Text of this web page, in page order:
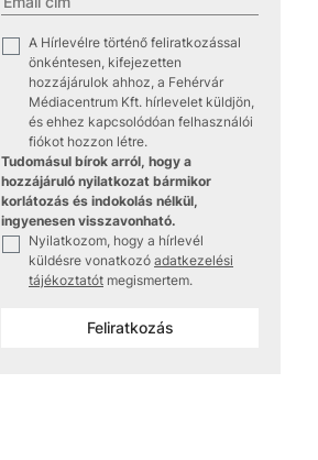
✓
A Hírlevélre történő feliratkozással
önkéntesen, kifejezetten
hozzájárulok ahhoz, a Fehérvár
Médiacentrum Kft. hírlevelet küldjön,
és ehhez kapcsolódóan felhasználói
fiókot hozzon létre.
Tudomásul bírok arról, hogy a
hozzájáruló nyilatkozat bármikor
korlátozás és indokolás nélkül,
ingyenesen visszavonható.
✓
Nyilatkozom, hogy a hírlevél
küldésre vonatkozó adatkezelési
tájékoztatót megismertem.
Feliratkozás